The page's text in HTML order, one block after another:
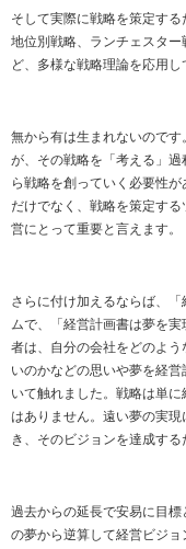
そして実際に戦略を策定す
地位別戦略、ランチェスタ
ど、多様な戦略理論を応用し
無から有は生まれないのです
が、その戦略を「考える」
ら戦略を創っていく必要性
だけでなく、戦略を策定す
営にとって重要と言えます。
さらに付け加えるならば、
ムで、「経営計画書は夢を
者は、自分の会社をどのよ
いのかなどの思いや夢を経
いて触れました。戦略は単
はありません。遠い夢の実
き、そのビジョンを達成する
過去からの延長で安易に目
の夢から逆算して経営ビジ